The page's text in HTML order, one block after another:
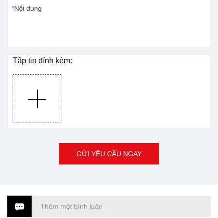
Nội dung
Tập tin đính kèm:
GỬI YÊU CẦU NGAY
Thêm một bình luận